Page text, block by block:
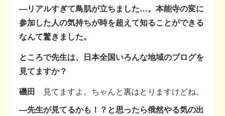
―リアルすぎて鳥肌が立ちました…。本能寺の変に
参加した人の気持ちが時を超えて知ることができる
なんて驚きました。
ところで先生は、日本全国いろんな地域のブログを
見てますか？
磯田
見てますよ。ちゃんと裏はとりますけどね。
―先生が見てるかも！？と思ったら俄然やる気の出